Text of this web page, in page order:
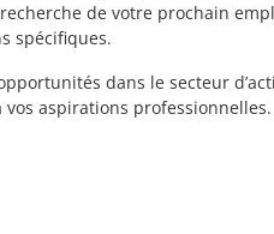
de votre prochain
spécifiques.
dans le secteur
aspirations professionnelles.